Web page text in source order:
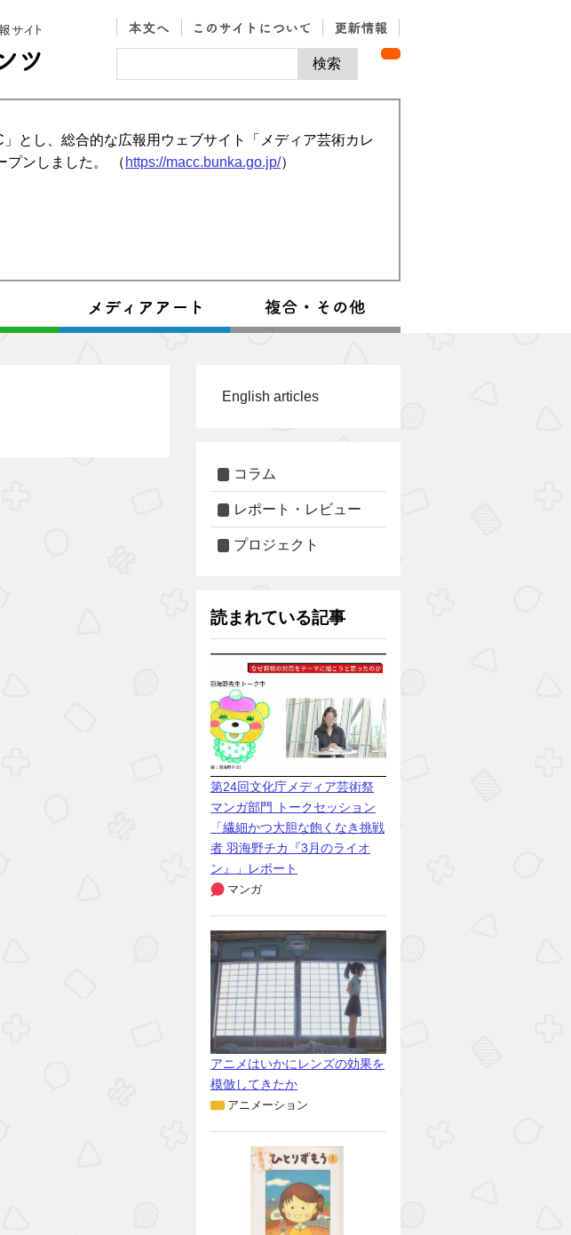
とし、総合的な広報用ウェブサイト「メディア芸術カレ
プンしました。 （ https://macc.bunka.go.jp/）
English articles
コラム
レポート・レビュー
プロジェクト
読まれている記事
第24回文化庁メディア芸術祭
マンガ部門 トークセッション
「繊細かつ大胆な飽くなき挑戦
者 羽海野チカ『3月のライオ
ン』」レポート
マンガ
アニメはいかにレンズの効果を
模倣してきたか
アニメーション